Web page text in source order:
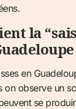
la
en
on observe un
se